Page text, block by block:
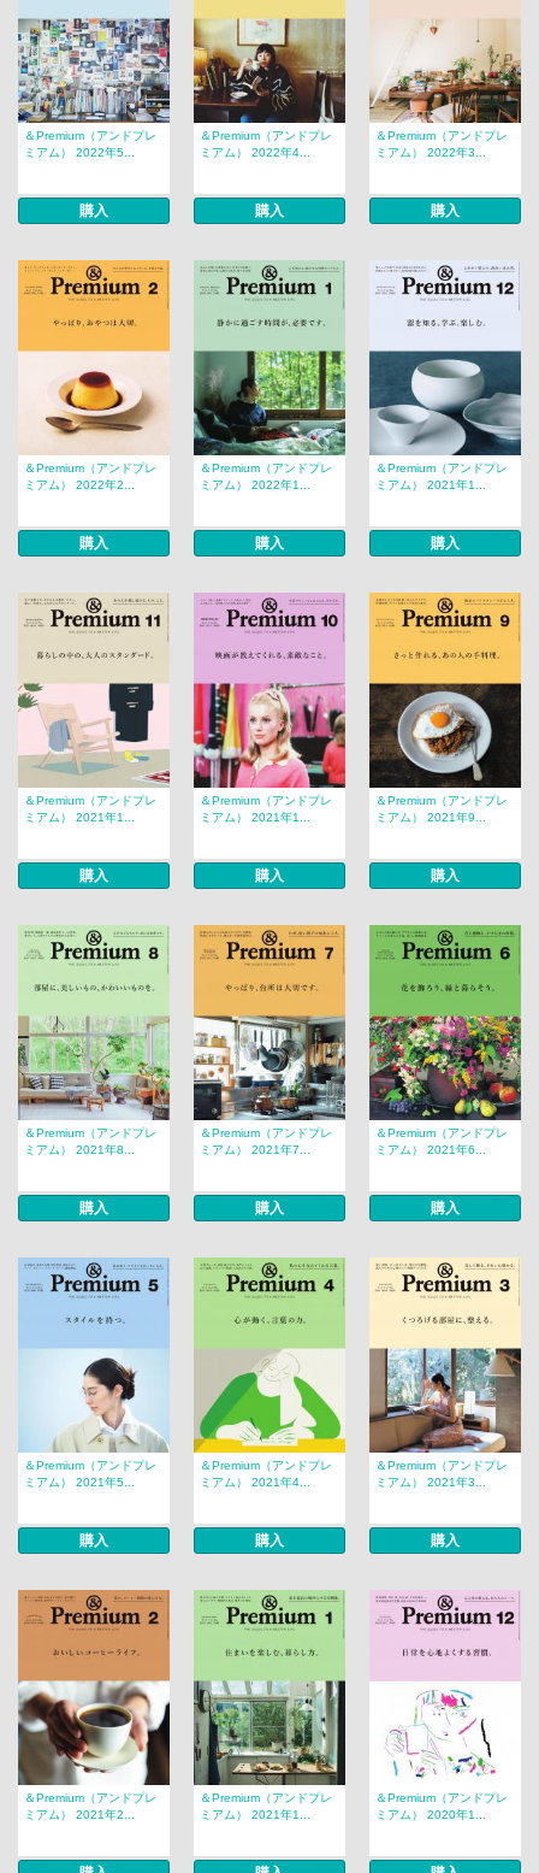
＆Premium（アンドプレ
ミアム） 2022年5...
購入
＆Premium（アンドプレ
ミアム） 2022年4...
購入
＆Premium（アンドプレ
ミアム） 2022年3...
購入
＆Premium（アンドプレ
ミアム） 2022年2...
購入
＆Premium（アンドプレ
ミアム） 2022年1...
購入
＆Premium（アンドプレ
ミアム） 2021年1...
購入
＆Premium（アンドプレ
ミアム） 2021年1...
購入
＆Premium（アンドプレ
ミアム） 2021年1...
購入
＆Premium（アンドプレ
ミアム） 2021年9...
購入
＆Premium（アンドプレ
ミアム） 2021年8...
購入
＆Premium（アンドプレ
ミアム） 2021年7...
購入
＆Premium（アンドプレ
ミアム） 2021年6...
購入
＆Premium（アンドプレ
ミアム） 2021年5...
購入
＆Premium（アンドプレ
ミアム） 2021年4...
購入
＆Premium（アンドプレ
ミアム） 2021年3...
購入
＆Premium（アンドプレ
ミアム） 2021年2...
＆Premium（アンドプレ
ミアム） 2021年1...
＆Premium（アンドプレ
ミアム） 2020年1...